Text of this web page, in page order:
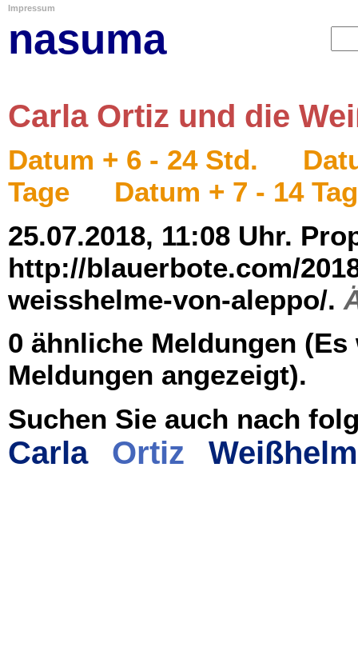
Impressum
nasuma
Carla Ortiz und die
Datum + 6 - 24 Std.
Tage
Datum + 7 - 14
25.07.2018, 11:08 Uhr.
http://blauerbote.com/
weisshelme-von-aleppo/.
0 ähnliche Meldungen
Meldungen angezeigt).
Suchen Sie auch nach
Carla Ortiz